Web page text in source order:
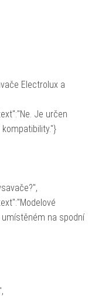
Electrolux a
Je určen
na spodní